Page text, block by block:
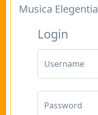
Musica
Login
Username
Password